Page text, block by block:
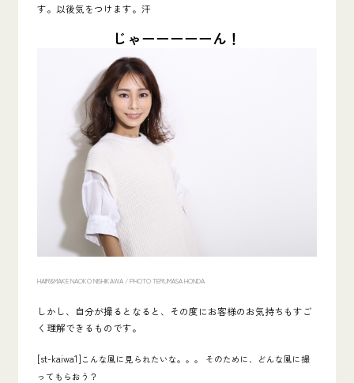
す。以後気をつけます。汗
じゃーーーーーん！
HAIR&MAKE NAOKO NISHIKAWA /PHOTO TERUMASA HONDA
しかし、自分が撮るとなると、その度にお客様のお気持ちもすご
く理解できるものです。
[st-kaiwa1] こんな風に見られたいな。。。 そのために、どんな風に撮
ってもらおう？